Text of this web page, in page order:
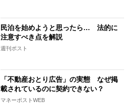
民泊を始めようと思ったら… 法的に
注意すべき点を解説
週刊ポスト
「不動産おとり広告」の実態 なぜ掲
載されているのに契約できない？
マネーポストWEB